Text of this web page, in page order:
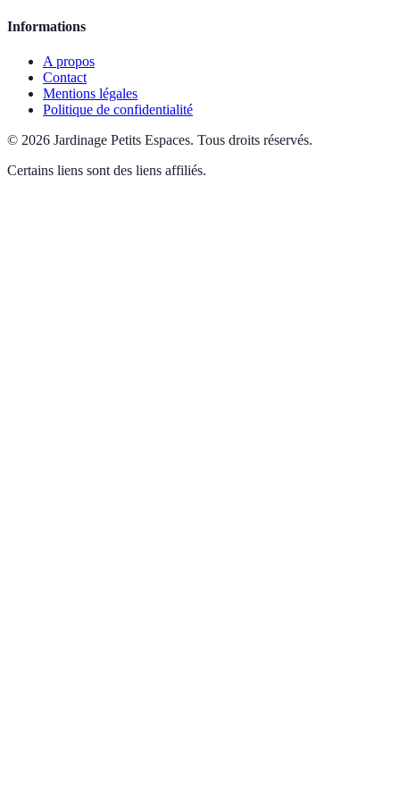
Informations
A propos
Contact
Mentions légales
Politique de confidentialité
© 2026 Jardinage Petits Espaces. Tous droits réservés.
Certains liens sont des liens affiliés.